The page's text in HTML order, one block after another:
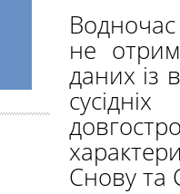
не
даних із
Снову та